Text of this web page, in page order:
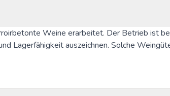
Weine erarbeitet. Der Betrieb ist
Lagerfähigkeit auszeichnen. Solche